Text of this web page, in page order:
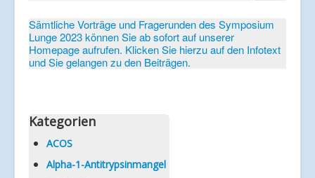
Verein
Patientenbroschüren
Mediathek
Aktuelles
Veranstaltungen
Sämtliche Vorträge und Fragerunden des Symposium
Lunge 2023 können Sie ab sofort auf unserer
Homepage aufrufen. Klicken Sie hierzu auf den Infotext
und Sie gelangen zu den Beiträgen.
Kategorien
ACOS
Alpha-1-Antitrypsinmangel